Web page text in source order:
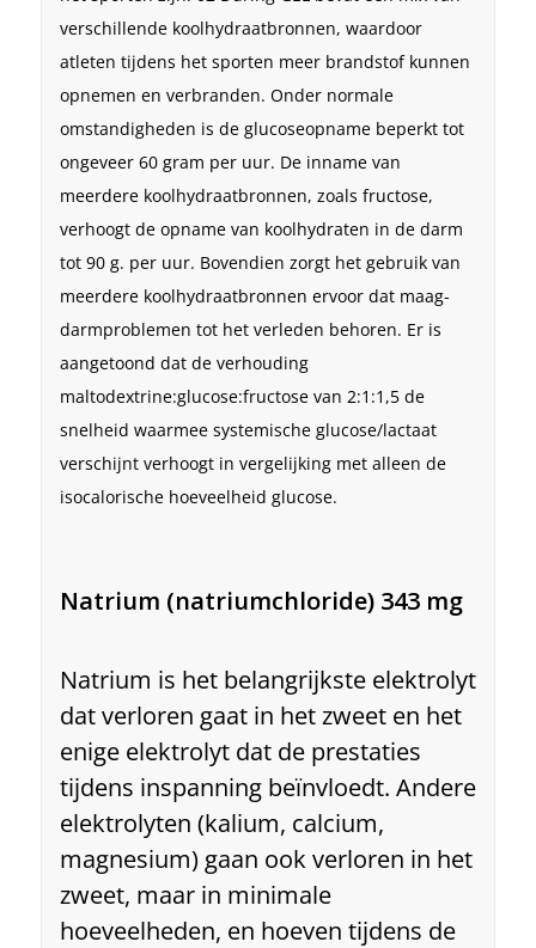
verschillende koolhydraatbronnen, waardoor
atleten tijdens het sporten meer brandstof kunnen
opnemen en verbranden. Onder normale
omstandigheden is de glucoseopname beperkt tot
ongeveer 60 gram per uur. De inname van
meerdere koolhydraatbronnen, zoals fructose,
verhoogt de opname van koolhydraten in de darm
tot 90 g. per uur. Bovendien zorgt het gebruik van
meerdere koolhydraatbronnen ervoor dat maag-
darmproblemen tot het verleden behoren. Er is
aangetoond dat de verhouding
maltodextrine:glucose:fructose van 2:1:1,5 de
snelheid waarmee systemische glucose/lactaat
verschijnt verhoogt in vergelijking met alleen de
isocalorische hoeveelheid glucose.
Natrium (natriumchloride) 343 mg
Natrium is het belangrijkste elektrolyt
dat verloren gaat in het zweet en het
enige elektrolyt dat de prestaties
tijdens inspanning beïnvloedt. Andere
elektrolyten (kalium, calcium,
magnesium) gaan ook verloren in het
zweet, maar in minimale
hoeveelheden, en hoeven tijdens de